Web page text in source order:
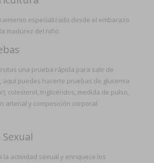
especializado desde el embarazo
madurez del niño.
una prueba rápida para salir de
aquí puedes hacerte pruebas de glucemia
colesterol, triglicéridos, medida de pulso,
arterial y composición corporal.
Sexual
la actividad sexual y enriquece los